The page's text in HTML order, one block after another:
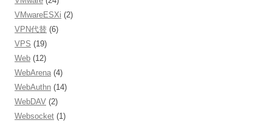
VMwareESXi (2)
VPN代替 (6)
VPS (19)
Web (12)
WebArena (4)
WebAuthn (14)
WebDAV (2)
Websocket (1)